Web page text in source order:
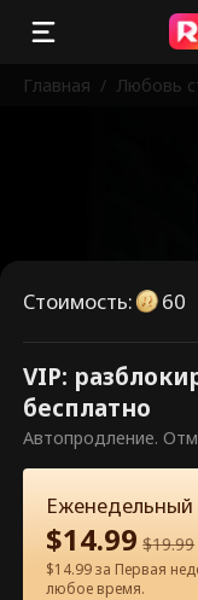
Главная / Любовь
Это
60
Стоимость: 60
VIP:
бесплатно
Автопродление.
Еженедельный
$14.99 $19.99
$14.99 за Первая
любое время.